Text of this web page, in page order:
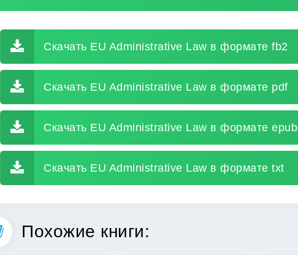
Скачать EU Administrative Law в формате fb2
Скачать EU Administrative Law в формате pdf
Скачать EU Administrative Law в формате epub
Скачать EU Administrative Law в формате txt
Похожие книги: